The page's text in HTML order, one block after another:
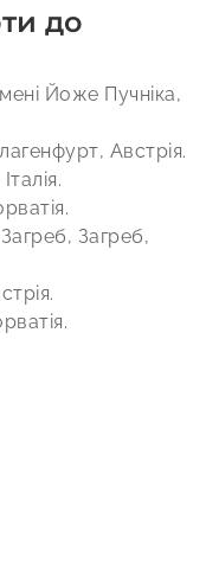
до
Йоже Пучніка,
Австрія.
Загреб,